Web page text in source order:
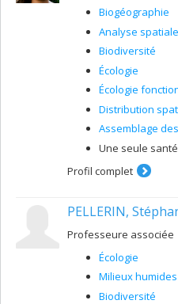
Biogéographie
Analyse spatiale
Biodiversité
Écologie
Écologie
Distribution
Assemblage
Une seule santé
Profil complet
PELLERIN,
Professeure associée
Écologie
Milieux humides
Biodiversité